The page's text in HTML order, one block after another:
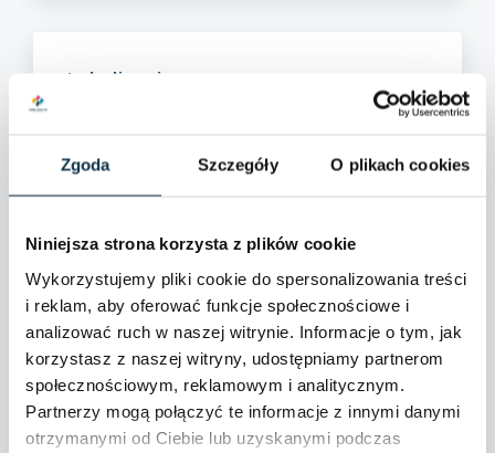
Zgoda Szczegóły O plikach cookies
Niniejsza strona korzysta z plików cookie
Wykorzystujemy pliki cookie do spersonalizowania treści
i reklam, aby oferować funkcje społecznościowe i
analizować ruch w naszej witrynie. Informacje o tym, jak
korzystasz z naszej witryny, udostępniamy partnerom
społecznościowym, reklamowym i analitycznym.
Partnerzy mogą połączyć te informacje z innymi danymi
otrzymanymi od Ciebie lub uzyskanymi podczas
Lokalizacja